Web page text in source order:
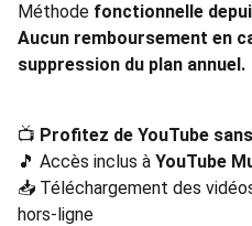
Méthode fonctionnelle
Aucun remboursement en
suppression du plan annuel.
📺 Profitez de YouTube
🎵 Accès inclus à YouTube
📥 Téléchargement des
hors-ligne